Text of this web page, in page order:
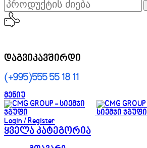
დაგვიკავშირდი
(+995)555 55 18 11
მენიუ
Login / Register
ყველა კატეგორია